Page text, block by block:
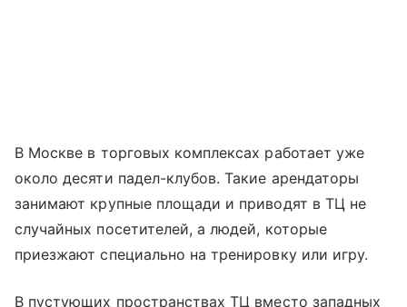
В Москве в торговых комплексах работает уже
около десяти падел-клубов. Такие арендаторы
занимают крупные площади и приводят в ТЦ не
случайных посетителей, а людей, которые
приезжают специально на тренировку или игру.
В пустующих пространствах ТЦ вместо западных